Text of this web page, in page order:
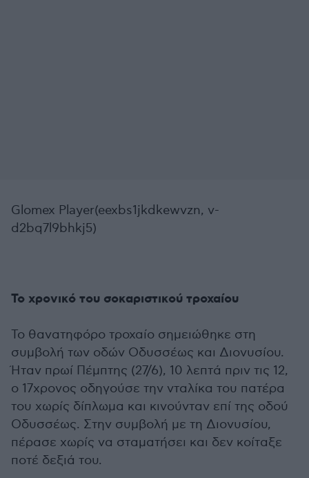
Glomex Player(eexbs1jkdkewvzn, v-
d2bq7l9bhkj5)
Το χρονικό του σοκαριστικού τροχαίου
Το θανατηφόρο τροχαίο σημειώθηκε στη
συμβολή των οδών Οδυσσέως και Διονυσίου.
Ήταν πρωί Πέμπτης (27/6), 10 λεπτά πριν τις 12,
ο 17χρονος οδηγούσε την νταλίκα του πατέρα
του χωρίς δίπλωμα και κινούνταν επί της οδού
Οδυσσέως. Στην συμβολή με τη Διονυσίου,
πέρασε χωρίς να σταματήσει και δεν κοίταξε
ποτέ δεξιά του.